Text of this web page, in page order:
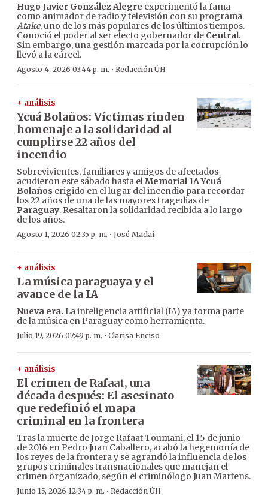
Hugo Javier González Alegre experimentó la fama
como animador de radio y televisión con su programa
Atake, uno de los más populares de los últimos tiempos.
Conoció el poder al ser electo gobernador de Central.
Sin embargo, una gestión marcada por la corrupción lo
llevó a la cárcel.
Agosto 4, 2026 03:44 p. m. · Redacción ÚH
+ análisis
Ycuá Bolaños: Víctimas rinden
homenaje a la solidaridad al
cumplirse 22 años del
incendio
Sobrevivientes, familiares y amigos de afectados
acudieron este sábado hasta elMemorial 1A Ycuá
Bolaños erigido en el lugar del incendio para recordar
los 22 años de una de las mayores tragedias de
Paraguay. Resaltaron la solidaridad recibida a lo largo
de los años.
Agosto 1, 2026 02:35 p. m. · José Madai
+ análisis
La música paraguaya y el
avance de la IA
Nueva era. La inteligencia artificial (IA) ya forma parte
de la música en Paraguay como herramienta.
Julio 19, 2026 07:49 p. m. · Clarisa Enciso
+ análisis
El crimen de Rafaat, una
década después: El asesinato
que redefinió el mapa
criminal en la frontera
Tras la muerte de Jorge Rafaat Toumani, el 15 de junio
de 2016 en Pedro Juan Caballero, acabó la hegemonía de
los reyes de la frontera y se agrandó la influencia de los
grupos criminales transnacionales que manejan el
crimen organizado, según el criminólogo Juan Martens.
Junio 15, 2026 12:34 p. m. · Redacción ÚH